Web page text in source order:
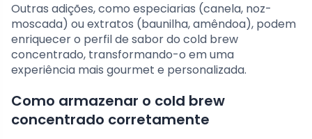
Outras adições, como especiarias (canela, noz-
moscada) ou extratos (baunilha, amêndoa), podem
enriquecer o perfil de sabor do cold brew
concentrado, transformando-o em uma
experiência mais gourmet e personalizada.
Como armazenar o cold brew
concentrado corretamente